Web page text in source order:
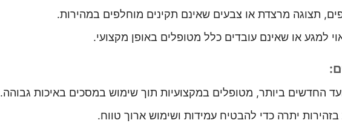
תצוגה מרצדת או צבעים שאינם תקינים מוחלפים במהירות.
למגע או שאינם עובדים כלל מטופלים באופן מקצועי.
החדשים ביותר, מטופלים במקצועיות תוך שימוש במסכים באיכות גבוהה.
יתרה כדי להבטיח עמידות ושימוש ארוך טווח.